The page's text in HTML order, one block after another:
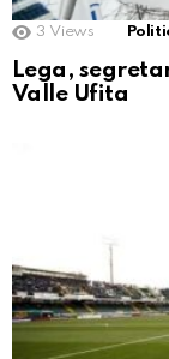
3 Views
Lega,
Valle Ufita